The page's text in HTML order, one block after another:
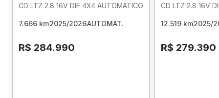
CD LTZ 2.8 16V DIE 4X4 AUTOMATICO
7.666 km2025/2026AUTOMAT.
R$ 284.990
CD LTZ 2.8 16V
12.519 km2025/
R$ 279.390